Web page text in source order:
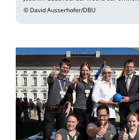
© David Ausserhofer/DBU